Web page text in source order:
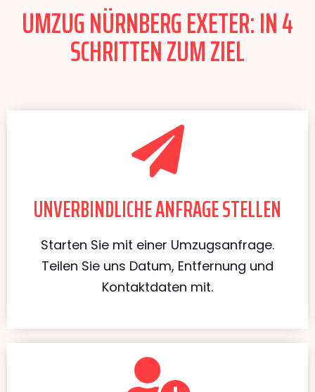
UMZUG NÜRNBERG EXETER: IN 4
SCHRITTEN ZUM ZIEL
UNVERBINDLICHE ANFRAGE STELLEN
Starten Sie mit einer Umzugsanfrage.
Teilen Sie uns Datum, Entfernung und
Kontaktdaten mit.